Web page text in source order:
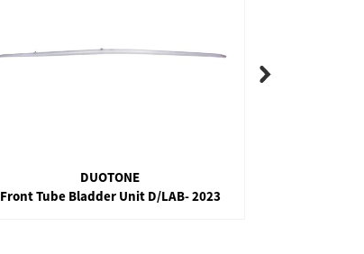
DUOTONE
Front Tube Bladder Unit D/LAB- 2023